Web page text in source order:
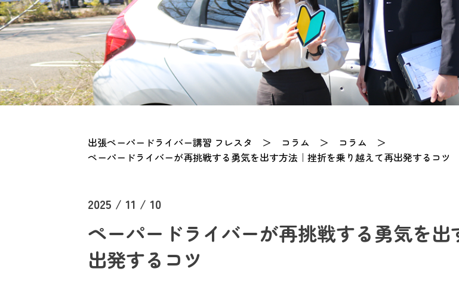
出張ペーパードライバー講習 フレスタ ＞ コラム ＞ コラム ＞
ペーパードライバーが再挑戦する勇気を出す方法｜挫折を乗り越えて再出発するコツ
2025 / 11 / 10
ペーパードライバーが再挑戦する勇気を
出発するコツ